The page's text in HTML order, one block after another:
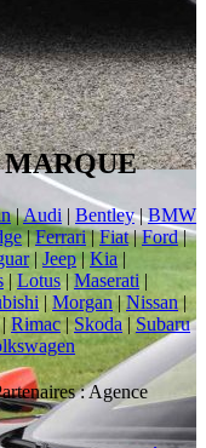
|Audi | Bentley|BMW
|Ferrari|Fiat|Ford|
| Jeep|Kia |
| Lotus| Maserati |
| Morgan|Nissan|
Rimac|Skoda | Subaru
: Agence